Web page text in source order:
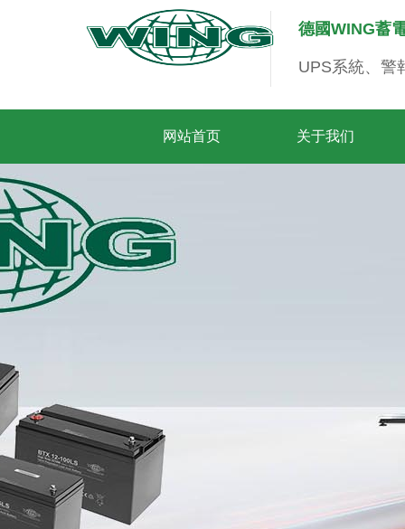
德國WING蓄
UPS系統、警
网站首页 关于我们